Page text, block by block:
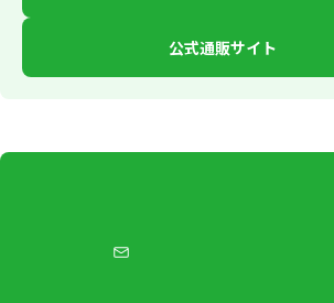
公式通販サイト